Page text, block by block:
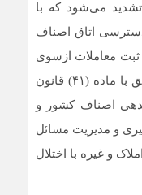
می‌شود که با
اتاق اصناف
ثبت معاملات ازسوی
دیگر، وظایف محوله به این اتاق مطابق با ماده (۴۱) قانون
اصناف کشور و
و مدیریت مسائل
و غیره با اختلال